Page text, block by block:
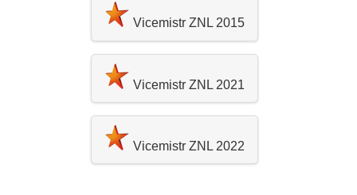
Vicemistr ZNL 2015
Vicemistr ZNL 2021
Vicemistr ZNL 2022